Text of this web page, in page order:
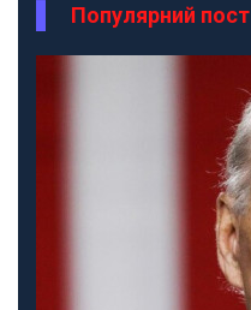
Популярний пост